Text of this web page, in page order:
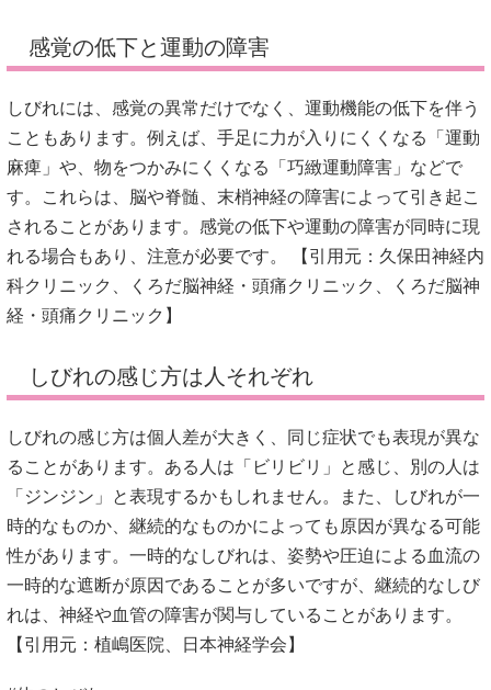
感覚の低下と運動の障害
しびれには、感覚の異常だけでなく、運動機能の低下を伴う
こともあります。 例えば、手足に力が入りにくくなる「運動
麻痺」や、物をつかみにくくなる「巧緻運動障害」などで
す。
これらは、脳や脊髄、末梢神経の障害によって引き起こ
されることがあります。 感覚の低下や運動の障害が同時に現
れる場合もあり、注意が必要です。
【引用元： 久保田神経内
科クリニック
くろだ脳神経・頭痛クリニック
くろだ脳神
経・頭痛クリニック 】
しびれの感じ方は人それぞれ
しびれの感じ方は個人差が大きく、同じ症状でも表現が異な
ることがあります。 ある人は「ビリビリ」と感じ、別の人は
「ジンジン」と表現するかもしれません。
また、しびれが一
時的なものか、継続的なものかによっても原因が異なる可能
性があります。 一時的なしびれは、姿勢や圧迫による血流の
一時的な遮断が原因であることが多いですが、継続的なしび
れは、神経や血管の障害が関与していることがあります。
【引用元： 植嶋医院 日本神経学会 】